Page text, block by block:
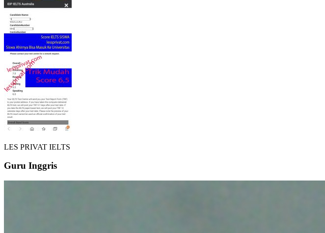
LES PRIVAT IELTS
Guru Inggris